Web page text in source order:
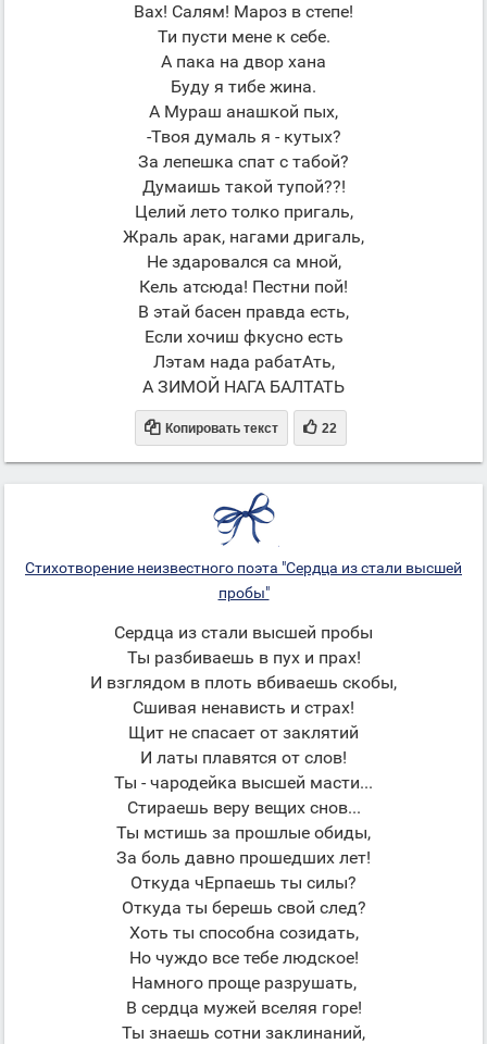
Вах! Салям! Мароз в степе!
Ти пусти мене к себе.
А пака на двор хана
Буду я тибе жина.
А Мураш анашкой пых,
-Твоя думаль я - кутых?
За лепешка спат с табой?
Думаишь такой тупой??!
Целий лето толко пригаль,
Жраль арак, нагами дригаль,
Не здаровался са мной,
Кель атсюда! Пестни пой!
В этай басен правда есть,
Если хочиш фкусно есть
Лэтам нада рабатАть,
А ЗИМОЙ НАГА БАЛТАТЬ
 Копировать текст  22
Стихотворение неизвестного поэта "Сердца из стали высшей
пробы"
Сердца из стали высшей пробы
Ты разбиваешь в пух и прах!
И взглядом в плоть вбиваешь скобы,
Сшивая ненависть и страх!
Щит не спасает от заклятий
И латы плавятся от слов!
Ты - чародейка высшей масти...
Стираешь веру вещих снов...
Ты мстишь за прошлые обиды,
За боль давно прошедших лет!
Откуда чЕрпаешь ты силы?
Откуда ты берешь свой след?
Хоть ты способна созидать,
Но чуждо все тебе людское!
Намного проще разрушать,
В сердца мужей вселяя горе!
Ты знаешь сотни заклинаний,